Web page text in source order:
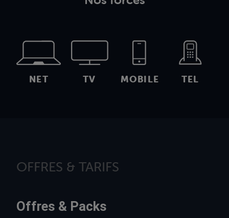
NET TV MOBILE TEL
OFFRES & TARIFS
Offres & Packs